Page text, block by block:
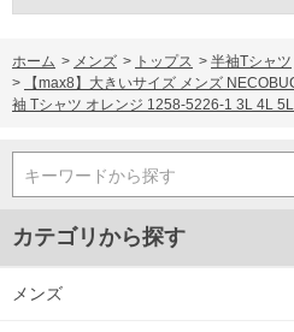
ホーム > メンズ > トップス > 半袖Tシャツ
>
【max8】大きいサイズ メンズ
袖 Tシャツ オレンジ 1258-5226-1 3L 4L
キーワードから探す
カテゴリから探す
メンズ